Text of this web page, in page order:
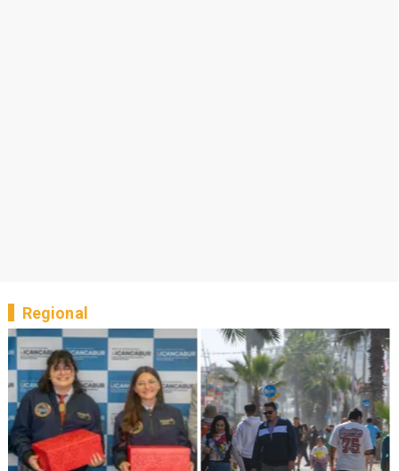
Regional